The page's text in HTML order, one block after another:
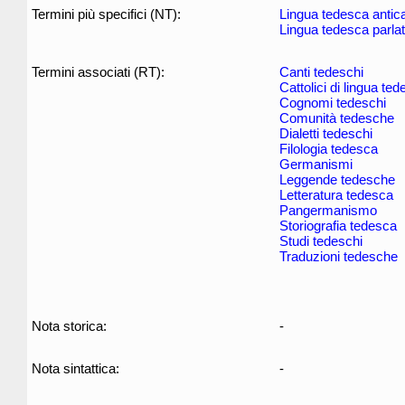
Termini più specifici (NT):
Lingua tedesca
Lingua tedesca
Termini associati (RT):
Canti tedeschi
Cattolici di lingua
Cognomi tedeschi
Comunità tedesche
Dialetti tedeschi
Filologia tedesca
Germanismi
Leggende tedesche
Letteratura tedesca
Pangermanismo
Storiografia tedesca
Studi tedeschi
Traduzioni tedesche
Nota storica: -
Nota sintattica: -